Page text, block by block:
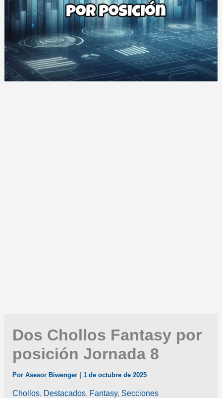
Dos Chollos Fantasy por
posición Jornada 8
Por Asesor Biwenger 1 de octubre de 2025
Chollos, Destacados, Fantasy, Secciones